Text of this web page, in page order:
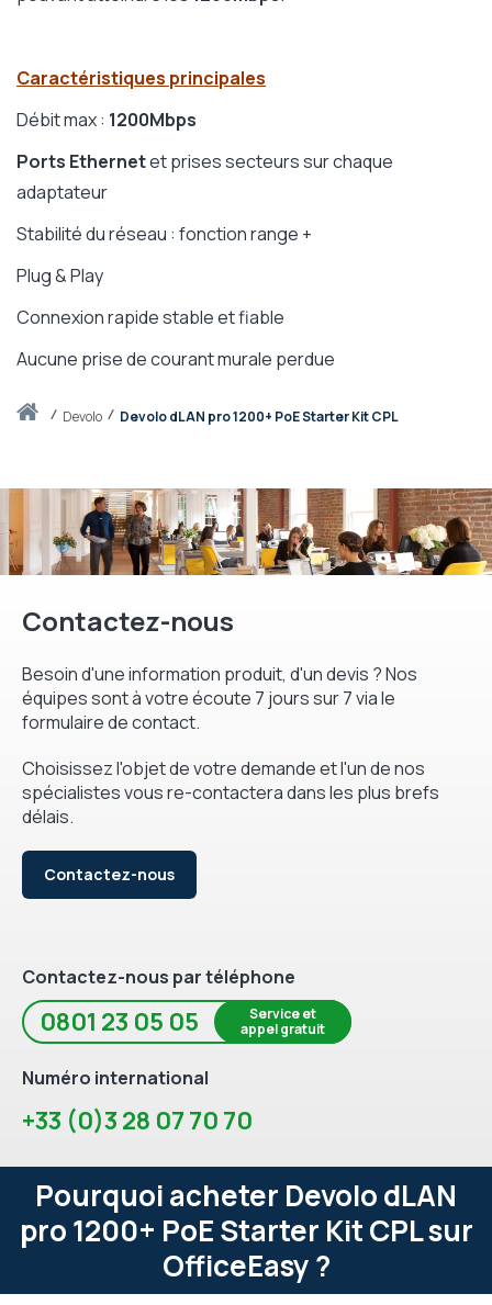
Accueildevolo Devolo dLAN pro 1200+ PoE Starter Kit CPL
Caractéristiques principales
Débit max : 1200Mbps
Ports Ethernetet prises secteurs sur chaque
adaptateur
Stabilité du réseau : fonction range +
Plug & Play
Connexion rapide stable et fiable
Aucune prise de courant murale perdue
Contactez-nous
Besoin d'une information produit, d'un devis ? Nos
équipes sont à votre écoute 7 jours sur 7 via le
formulaire de contact.
Choisissez l'objet de votre demande et l'un de nos
spécialistes vous re-contactera dans les plus brefs
délais.
Contactez-nous
Contactez-nous par téléphone
0801 23 05 05
Service et
appel gratuit
Numéro international
+33 (0)3 28 07 70 70
Pourquoi acheter Devolo dLAN
pro 1200+ PoE Starter Kit CPL sur
OfficeEasy ?